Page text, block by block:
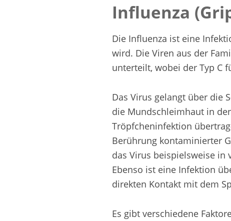
Influenza
Die Influenza ist eine
wird. Die Viren aus der
unterteilt, wobei der Typ C
Das Virus gelangt über die
die Mundschleimhaut in
Tröpfcheninfektion
Berührung kontaminierter
das Virus beispielsweise in
Ebenso ist eine Infektion
direkten Kontakt mit dem
Es gibt verschiedene